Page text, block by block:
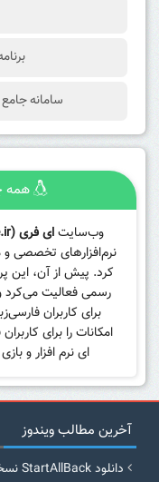
سامانه
همه
وب‌سایتای فری (Afree.ir)
نرم‌افزارهای تخصصی و
کرد. پیش از آن، این
رسمی فعالیت می‌کرد و
برای کاربران
امکانات را برای
ای نرم افزار و
آخرین مطالب ویندوز